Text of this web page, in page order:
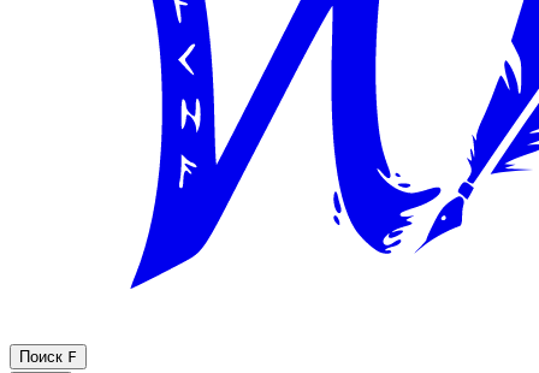
Поиск F